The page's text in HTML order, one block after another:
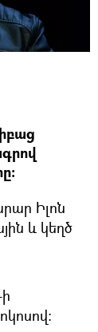
Իլոն
և կեղծ